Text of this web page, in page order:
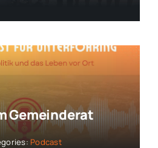
Gemeinderat
Podcast